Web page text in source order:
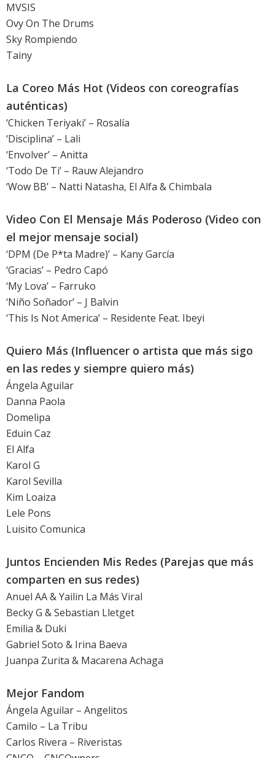
MVSIS
Ovy On The Drums
Sky Rompiendo
Tainy
La Coreo Más Hot (Videos con coreografías
auténticas)
‘Chicken Teriyaki’ – Rosalía
‘Disciplina’ – Lali
‘Envolver’ – Anitta
‘Todo De Ti’ – Rauw Alejandro
‘Wow BB’ – Natti Natasha, El Alfa & Chimbala
Video Con El Mensaje Más Poderoso (Video con
el mejor mensaje social)
‘DPM (De P*ta Madre)’ – Kany García
‘Gracias’ – Pedro Capó
‘My Lova’ – Farruko
‘Niño Soñador’ – J Balvin
‘This Is Not America’ – Residente Feat. Ibeyi
Quiero Más (Influencer o artista que más sigo
en las redes y siempre quiero más)
Ángela Aguilar
Danna Paola
Domelipa
Eduin Caz
El Alfa
Karol G
Karol Sevilla
Kim Loaiza
Lele Pons
Luisito Comunica
Juntos Encienden Mis Redes (Parejas que más
comparten en sus redes)
Anuel AA & Yailin La Más Viral
Becky G & Sebastian Lletget
Emilia & Duki
Gabriel Soto & Irina Baeva
Juanpa Zurita & Macarena Achaga
Mejor Fandom
Ángela Aguilar – Angelitos
Camilo – La Tribu
Carlos Rivera – Riveristas